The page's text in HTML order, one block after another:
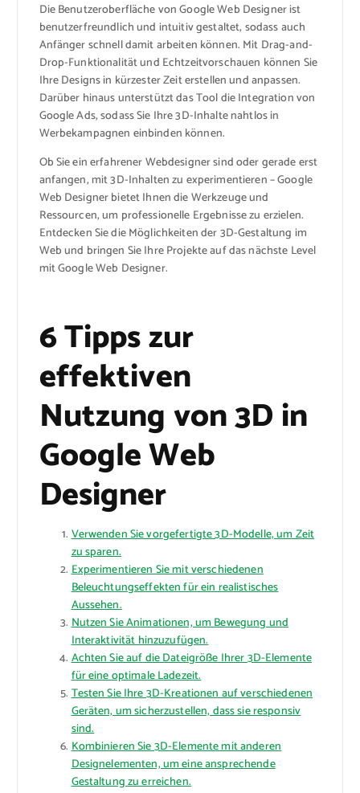
Die Benutzeroberfläche von Google Web Designer ist
benutzerfreundlich und intuitiv gestaltet, sodass auch
Anfänger schnell damit arbeiten können. Mit Drag-and-
Drop-Funktionalität und Echtzeitvorschauen können Sie
Ihre Designs in kürzester Zeit erstellen und anpassen.
Darüber hinaus unterstützt das Tool die Integration von
Google Ads, sodass Sie Ihre 3D-Inhalte nahtlos in
Werbekampagnen einbinden können.
Ob Sie ein erfahrener Webdesigner sind oder gerade erst
anfangen, mit 3D-Inhalten zu experimentieren – Google
Web Designer bietet Ihnen die Werkzeuge und
Ressourcen, um professionelle Ergebnisse zu erzielen.
Entdecken Sie die Möglichkeiten der 3D-Gestaltung im
Web und bringen Sie Ihre Projekte auf das nächste Level
mit Google Web Designer.
6 Tipps zur
effektiven
Nutzung von 3D in
Google Web
Designer
Verwenden Sie vorgefertigte 3D-Modelle, um Zeit
zu sparen.
Experimentieren Sie mit verschiedenen
Beleuchtungseffekten für ein realistisches
Aussehen.
Nutzen Sie Animationen, um Bewegung und
Interaktivität hinzuzufügen.
Achten Sie auf die Dateigröße Ihrer 3D-Elemente
für eine optimale Ladezeit.
Testen Sie Ihre 3D-Kreationen auf verschiedenen
Geräten, um sicherzustellen, dass sie responsiv
sind.
Kombinieren Sie 3D-Elemente mit anderen
Designelementen, um eine ansprechende
Gestaltung zu erreichen.